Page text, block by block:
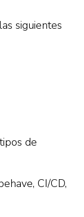
siguientes
de
CI/CD,